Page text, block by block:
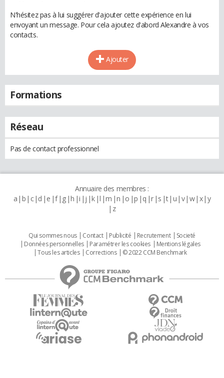
N'hésitez pas à lui suggérer d'ajouter cette expérience en lui
envoyant un message. Pour cela ajoutez d'abord Alexandre à vos
contacts.
Ajouter
Formations
Réseau
Pas de contact professionnel
Annuaire des membres :
a b c d e f g h i j k l m n o p q r s t u v w x y
z
Qui sommes nous Contact Publicité Recrutement
Societé
Données personnelles
Paramétrer les cookies
Mentions légales
Tous les articles
Corrections © 2022 CCM Benchmark